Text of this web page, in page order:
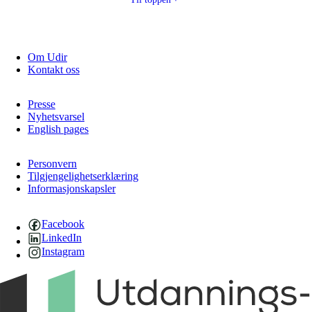
Om Udir
Kontakt oss
Presse
Nyhetsvarsel
English pages
Personvern
Tilgjengelighetserklæring
Informasjonskapsler
Facebook
LinkedIn
Instagram